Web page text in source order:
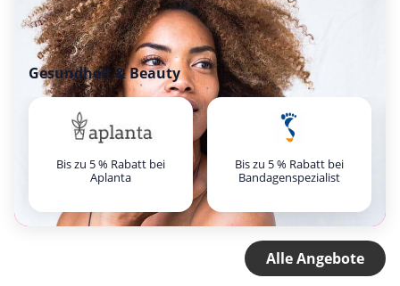
Gesundheit & Beauty
Bis zu 5 % Rabatt bei
Aplanta
Bis zu 5 % Rabatt bei
Bandagenspezialist
Alle Angebote